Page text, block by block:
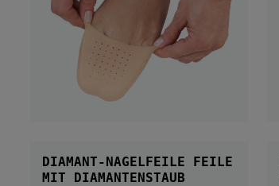
DIAMANT-NAGELFEILE FEILE
MIT DIAMANTENSTAUB